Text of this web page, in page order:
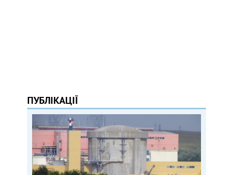
ПУБЛІКАЦІЇ